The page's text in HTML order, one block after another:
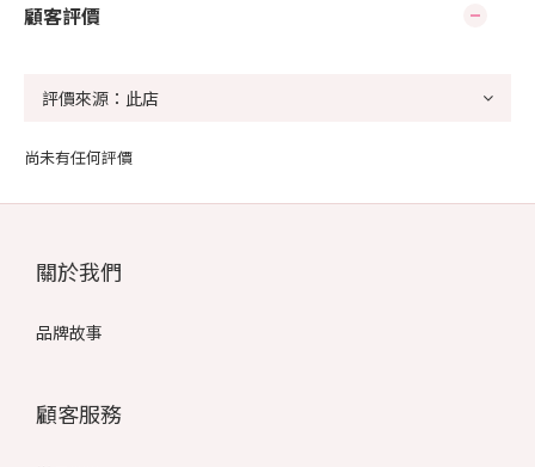
顧客評價
尚未有任何評價
關於我們
品牌故事
顧客服務